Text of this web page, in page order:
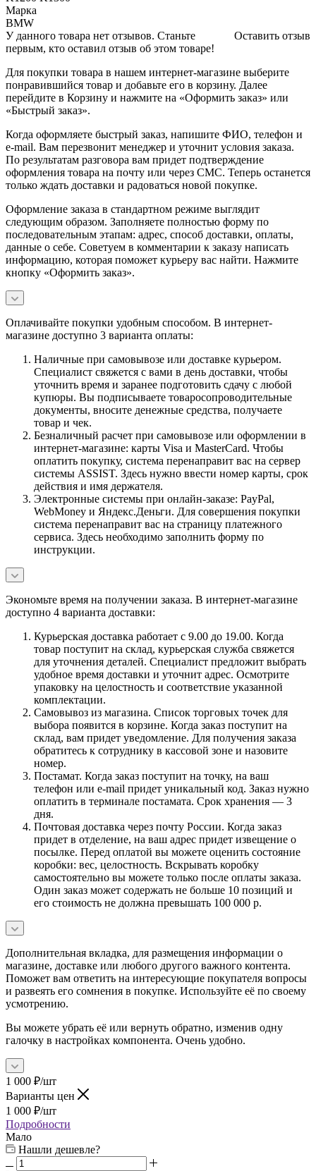
Марка
BMW
Оставить отзыв
У данного товара нет отзывов. Станьте
первым, кто оставил отзыв об этом товаре!
Для покупки товара в нашем интернет-магазине выберите
понравившийся товар и добавьте его в корзину. Далее
перейдите в Корзину и нажмите на «Оформить заказ» или
«Быстрый заказ».
Когда оформляете быстрый заказ, напишите ФИО, телефон и
e-mail. Вам перезвонит менеджер и уточнит условия заказа.
По результатам разговора вам придет подтверждение
оформления товара на почту или через СМС. Теперь останется
только ждать доставки и радоваться новой покупке.
Оформление заказа в стандартном режиме выглядит
следующим образом. Заполняете полностью форму по
последовательным этапам: адрес, способ доставки, оплаты,
данные о себе. Советуем в комментарии к заказу написать
информацию, которая поможет курьеру вас найти. Нажмите
кнопку «Оформить заказ».
Оплачивайте покупки удобным способом. В интернет-
магазине доступно 3 варианта оплаты:
Наличные при самовывозе или доставке курьером.
Специалист свяжется с вами в день доставки, чтобы
уточнить время и заранее подготовить сдачу с любой
купюры. Вы подписываете товаросопроводительные
документы, вносите денежные средства, получаете
товар и чек.
Безналичный расчет при самовывозе или оформлении в
интернет-магазине: карты Visa и MasterCard. Чтобы
оплатить покупку, система перенаправит вас на сервер
системы ASSIST. Здесь нужно ввести номер карты, срок
действия и имя держателя.
Электронные системы при онлайн-заказе: PayPal,
WebMoney и Яндекс.Деньги. Для совершения покупки
система перенаправит вас на страницу платежного
сервиса. Здесь необходимо заполнить форму по
инструкции.
Экономьте время на получении заказа. В интернет-магазине
доступно 4 варианта доставки:
Курьерская доставка работает с 9.00 до 19.00. Когда
товар поступит на склад, курьерская служба свяжется
для уточнения деталей. Специалист предложит выбрать
удобное время доставки и уточнит адрес. Осмотрите
упаковку на целостность и соответствие указанной
комплектации.
Самовывоз из магазина. Список торговых точек для
выбора появится в корзине. Когда заказ поступит на
склад, вам придет уведомление. Для получения заказа
обратитесь к сотруднику в кассовой зоне и назовите
номер.
Постамат. Когда заказ поступит на точку, на ваш
телефон или e-mail придет уникальный код. Заказ нужно
оплатить в терминале постамата. Срок хранения — 3
дня.
Почтовая доставка через почту России. Когда заказ
придет в отделение, на ваш адрес придет извещение о
посылке. Перед оплатой вы можете оценить состояние
коробки: вес, целостность. Вскрывать коробку
самостоятельно вы можете только после оплаты заказа.
Один заказ может содержать не больше 10 позиций и
его стоимость не должна превышать 100 000 р.
Дополнительная вкладка, для размещения информации о
магазине, доставке или любого другого важного контента.
Поможет вам ответить на интересующие покупателя вопросы
и развеять его сомнения в покупке. Используйте её по своему
усмотрению.
Вы можете убрать её или вернуть обратно, изменив одну
галочку в настройках компонента. Очень удобно.
1 000 ₽/шт
Варианты цен
1 000 ₽/шт
Подробности
Мало
Нашли дешевле?